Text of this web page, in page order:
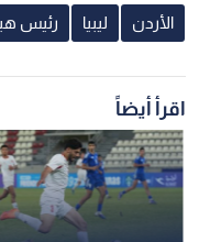
الأردن ليبيا رئيس
اقرأ أيضاً